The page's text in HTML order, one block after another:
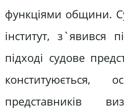
функціями общини.
інститут, з`явився
підході судове
конституюється,
представників